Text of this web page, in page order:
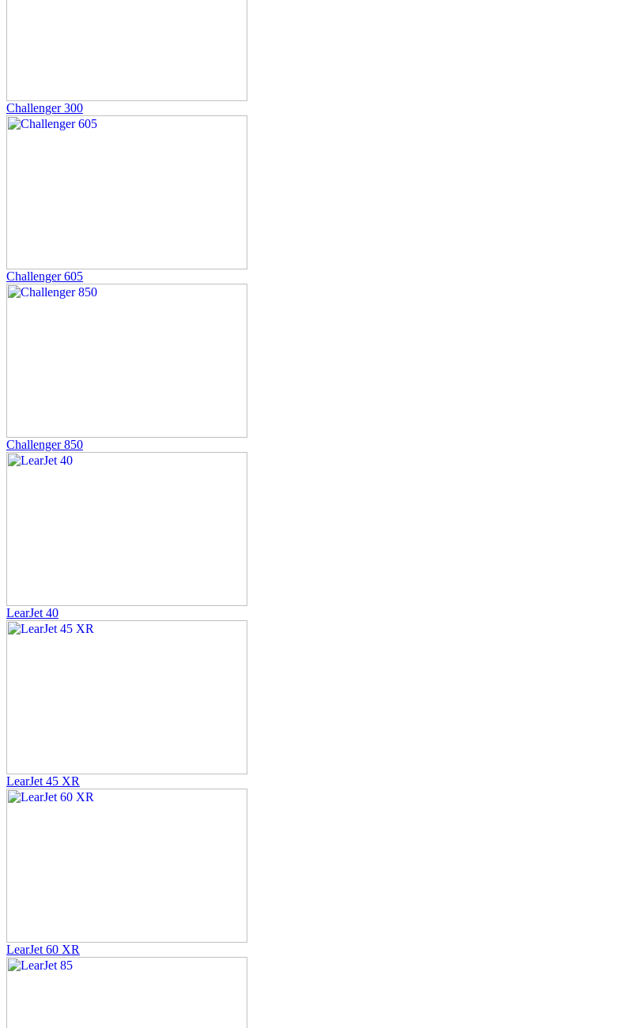
Challenger 300
Challenger 605
Challenger 850
LearJet 40
LearJet 45 XR
LearJet 60 XR